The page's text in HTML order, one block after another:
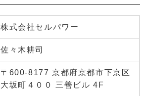
株式会社セルパワー
佐々木耕司
〒600-8177 京都府京都市下京区
大坂町４００ 三善ビル 4F